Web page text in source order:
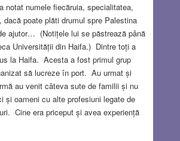
notat numele fiecăruia, specialitatea,
dacă poate plăti drumul spre Palestina
ajutor… (Notițele lui se păstrează până
Universității din Haifa.) Dintre toți a
la Haifa. Acesta a fost primul grup
să lucreze în port. Au urmat și
au venit câteva sute de familii și nu
și oameni cu alte profesiuni legate de
Cine era priceput și avea experiență